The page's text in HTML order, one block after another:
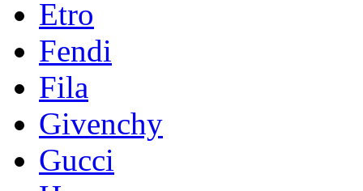
Etro
Fendi
Fila
Givenchy
Gucci